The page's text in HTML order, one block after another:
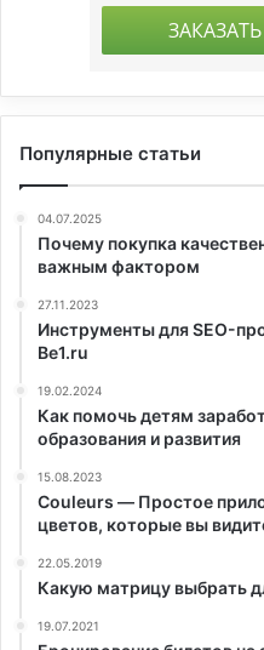
Популярные статьи
04.07.2025
Почему покупка
важным фактором
27.11.2023
Инструменты для SEO-
Be1.ru
19.02.2024
Как помочь детям
образования и развития
15.08.2023
Couleurs — Простое
цветов, которые вы
22.05.2019
Какую матрицу выбрать
19.07.2021